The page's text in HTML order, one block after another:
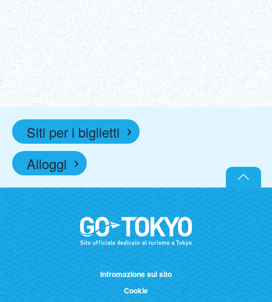
Per saperne di più (Link esterno)
Siti per i biglietti
Alloggi
Infromazione sul sito
Cookie